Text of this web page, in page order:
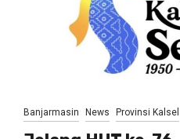
Banjarmasin News Provinsi Kalsel